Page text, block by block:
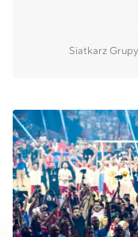
Siatkarz